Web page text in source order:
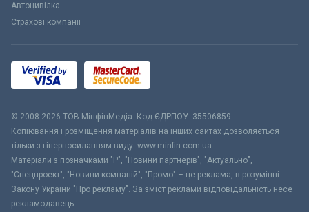
Автоцивілка
Страхові компанії
© 2008-2026 ТОВ МiнфiнМедiа. Код ЄДРПОУ: 35506859
Копіювання і розміщення матеріалів на інших сайтах дозволяється
тільки з гіперпосиланням виду: www.minfin.com.ua
Матеріали з позначками "Р", "Новини партнерів", "Актуально",
"Спецпроект", "Новини компаній", "Промо" – це реклама, в розумінні
Закону України "Про рекламу". За зміст реклами відповідальність несе
рекламодавець.